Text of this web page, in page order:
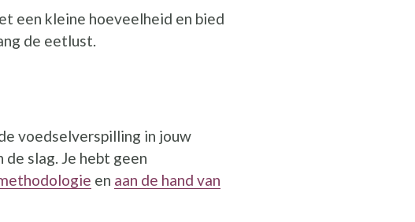
een kleine hoeveelheid en bied
de eetlust.
voedselverspilling in jouw
slag. Je hebt geen
en aan de hand van